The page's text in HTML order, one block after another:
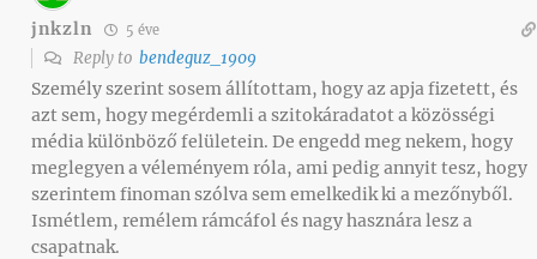
jnkzln 5 éve
Reply to bendeguz_1909
Személy szerint sosem állítottam, hogy az apja fizetett, és
azt sem, hogy megérdemli a szitokáradatot a közösségi
média különböző felületein. De engedd meg nekem, hogy
meglegyen a véleményem róla, ami pedig annyit tesz, hogy
szerintem finoman szólva sem emelkedik ki a mezőnyből.
Ismétlem, remélem rámcáfol és nagy hasznára lesz a
csapatnak.